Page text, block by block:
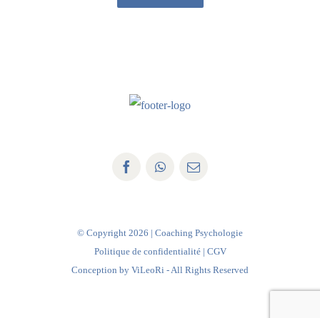
© Copyright 2026 | Coaching Psychologie
Politique de confidentialité| CGV
Conception by ViLeoRi - All Rights Reserved